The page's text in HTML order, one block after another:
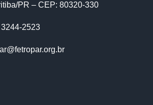
PR – CEP: 80320-330
3244-2523